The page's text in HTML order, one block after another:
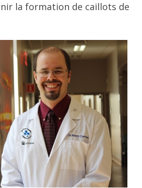
la formation de caillots de